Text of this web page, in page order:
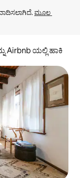
ಮೂಲ
Airbnb ಯಲ್ಲಿ ಹಾಕಿ